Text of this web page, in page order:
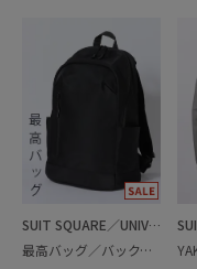
SUIT SQUARE／UNIVERSAL LANGUAGE
最高バッグ／バックパック